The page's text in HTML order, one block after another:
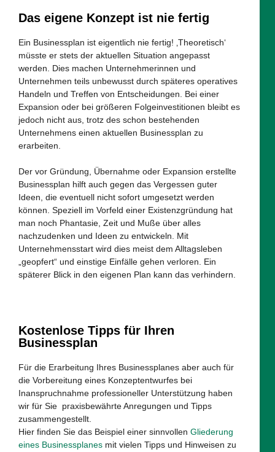
Das eigene Konzept ist nie fertig
Ein Businessplan ist eigentlich nie fertig! ‚Theoretisch‘
müsste er stets der aktuellen Situation angepasst
werden. Dies machen Unternehmerinnen und
Unternehmen teils unbewusst durch späteres operatives
Handeln und Treffen von Entscheidungen. Bei einer
Expansion oder bei größeren Folgeinvestitionen bleibt es
jedoch nicht aus, trotz des schon bestehenden
Unternehmens einen aktuellen Businessplan zu
erarbeiten.
Der vor Gründung, Übernahme oder Expansion erstellte
Businessplan hilft auch gegen das Vergessen guter
Ideen, die eventuell nicht sofort umgesetzt werden
können. Speziell im Vorfeld einer Existenzgründung hat
man noch Phantasie, Zeit und Muße über alles
nachzudenken und Ideen zu entwickeln. Mit
Unternehmensstart wird dies meist dem Alltagsleben
„geopfert“ und einstige Einfälle gehen verloren. Ein
späterer Blick in den eigenen Plan kann das verhindern.
Kostenlose Tipps für Ihren
Businessplan
Für die Erarbeitung Ihres Businessplanes aber auch für
die Vorbereitung eines Konzeptentwurfes bei
Inanspruchnahme professioneller Unterstützung haben
wir für Sie praxisbewährte Anregungen und Tipps
zusammengestellt.
Hier finden Sie das Beispiel einer sinnvollen Gliederung
eines Businessplanes mit vielen Tipps und Hinweisen zu